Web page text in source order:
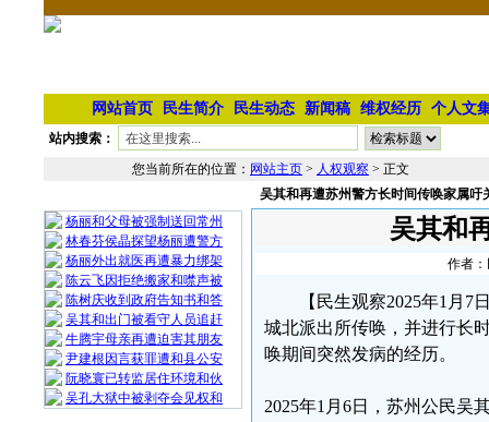
网站首页 民生简介 民生动态 新闻稿 维权经历 个人文
站内搜索：
您当前所在的位置： 网站主页 > 人权观察 > 正文
杨丽和父母被强制送回常州
林春芬侯晶探望杨丽遭警方
杨丽外出就医再遭暴力绑架
陈云飞因拒绝搬家和噤声被
陈树庆收到政府告知书和答
吴其和出门被看守人员追赶
牛腾宇母亲再遭迫害其朋友
尹建根因言获罪遭和县公安
阮晓寰已转监居住环境和伙
吴孔大狱中被剥夺会见权和
吴其和再遭苏州警方长时间传唤家属吁
吴其和
作者：
【民生观察2025年1月
城北派出所传唤，并进行长
唤期间突然发病的经历。
2025年1月6日，苏州公民吴